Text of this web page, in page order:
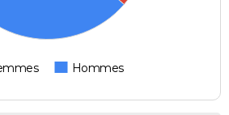
Hommes